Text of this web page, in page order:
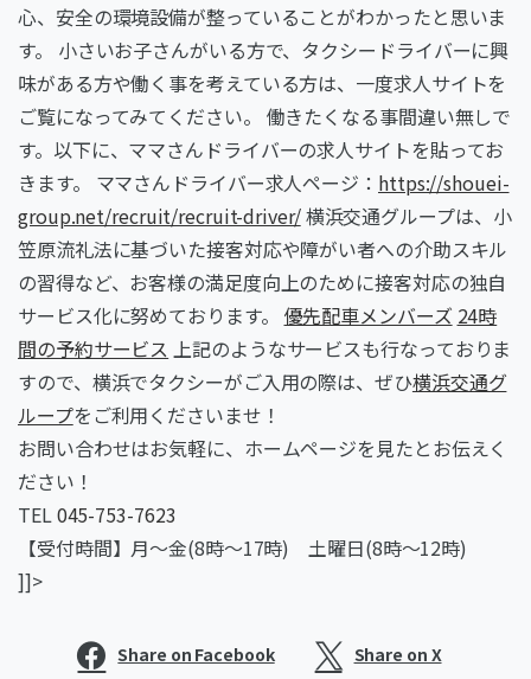
心、安全の環境設備が整っていることがわかったと思いま
す。 小さいお子さんがいる方で、タクシードライバーに興
味がある方や働く事を考えている方は、一度求人サイトを
ご覧になってみてください。 働きたくなる事間違い無しで
す。以下に、ママさんドライバーの求人サイトを貼ってお
きます。 ママさんドライバー求人ページ： https://shouei-
group.net/recruit/recruit-driver/横浜交通グループは、小
笠原流礼法に基づいた接客対応や障がい者への介助スキル
の習得など、お客様の満足度向上のために接客対応の独自
サービス化に努めております。 優先配車メンバーズ 24時
間の予約サービス 上記のようなサービスも行なっておりま
すので、横浜でタクシーがご入用の際は、ぜひ横浜交通グ
ループをご利用くださいませ！
お問い合わせはお気軽に、ホームページを見たとお伝えく
ださい！
TEL045-753-7623
【受付時間】月～金(8時～17時) 土曜日(8時～12時)
]]>
Share on Facebook Share on X